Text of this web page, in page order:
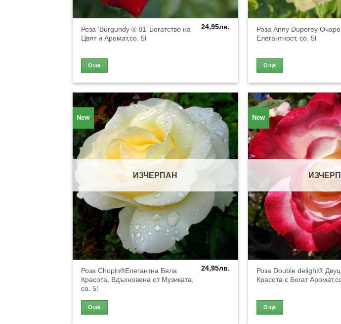
Роза ‘Burgundy ® 81’ Богатство на
Цвят и Аромат,co. 5l
24,95лв.
Още
Роза Anny Duperey
Елегантност, co. 5l
Още
New
ИЗЧЕРПАН
Роза Chopin®Елегантна Бяла
Красота, Вдъхновена от Музиката,
co. 5l
24,95лв.
Още
New
Роза Double delight®
Красота с Богат
Още